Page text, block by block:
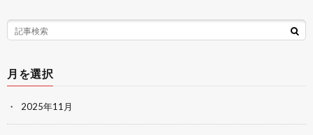
月を選択
2025年11月